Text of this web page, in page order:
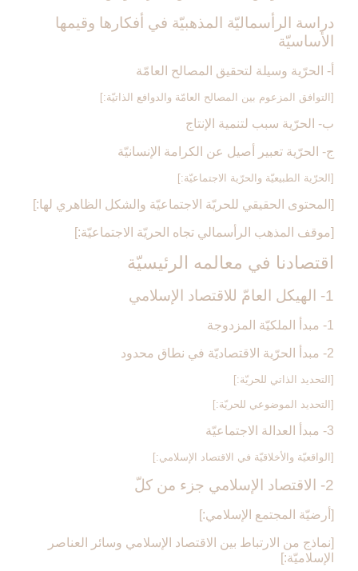
دراسة الرأسماليّة المذهبيّة في أفكارها وقيمها
الأساسيّة
أ- الحرّية وسيلة لتحقيق المصالح العامّة
[التوافق المزعوم بين المصالح العامّة والدوافع الذاتيّة:]
ب- الحرّية سبب لتنمية الإنتاج
ج- الحرّية تعبير أصيل عن الكرامة الإنسانيّة
[الحرّية الطبيعيّة والحرّية الاجتماعيّة:]
[المحتوى الحقيقي للحريّة الاجتماعيّة والشكل الظاهري لها:]
[موقف المذهب الرأسمالي تجاه الحريّة الاجتماعيّة:]
اقتصادنا في معالمه الرئيسيّة
1- الهيكل العامّ للاقتصاد الإسلامي‏
1- مبدأ الملكيّة المزدوجة
2- مبدأ الحرّية الاقتصاديّة في نطاق محدود
[التحديد الذاتي للحريّة:]
[التحديد الموضوعي للحريّة:]
3- مبدأ العدالة الاجتماعيّة
[الواقعيّة والأخلاقيّة في الاقتصاد الإسلامي:]
2- الاقتصاد الإسلامي جزء من كلّ‏
[أرضيّة المجتمع الإسلامي:]
[نماذج من الارتباط بين الاقتصاد الإسلامي وسائر العناصر
الإسلاميّة:]